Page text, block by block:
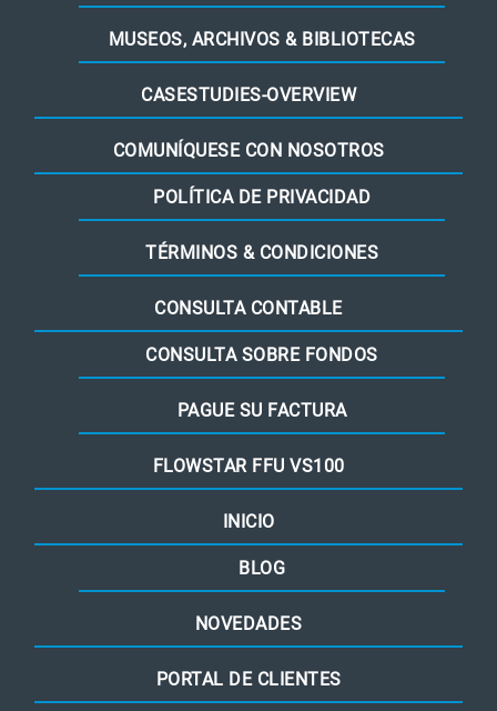
MUSEOS, ARCHIVOS & BIBLIOTECAS
CASESTUDIES-OVERVIEW
COMUNÍQUESE CON NOSOTROS
POLÍTICA DE PRIVACIDAD
TÉRMINOS & CONDICIONES
CONSULTA CONTABLE
CONSULTA SOBRE FONDOS
PAGUE SU FACTURA
FLOWSTAR FFU VS100
INICIO
BLOG
NOVEDADES
PORTAL DE CLIENTES